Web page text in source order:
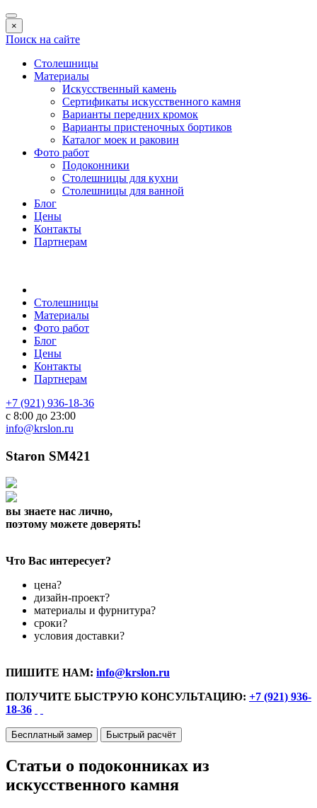
×
Поиск на сайте
Столешницы
Материалы
Искусственный камень
Сертификаты искусственного камня
Варианты передних кромок
Варианты пристеночных бортиков
Каталог моек и раковин
Фото работ
Подоконники
Столешницы для кухни
Столешницы для ванной
Блог
Цены
Контакты
Партнерам
Столешницы
Материалы
Фото работ
Блог
Цены
Контакты
Партнерам
+7 (921) 936-18-36
с 8:00 до 23:00
info@krslon.ru
Staron SM421
вы знаете нас лично,
поэтому можете доверять!
Что Вас интересует?
цена?
дизайн-проект?
материалы и фурнитура?
сроки?
условия доставки?
ПИШИТЕ НАМ: info@krslon.ru
ПОЛУЧИТЕ БЫСТРУЮ КОНСУЛЬТАЦИЮ: +7 (921) 936-
18-36
Бесплатный замер Быстрый расчёт
Статьи о подоконниках из
искусственного камня